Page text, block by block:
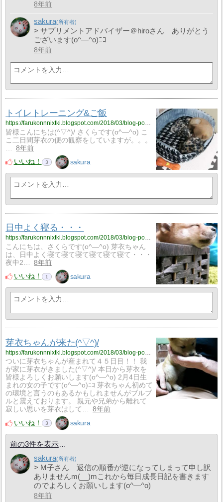
8年前
sakura
> サプリメントアドバイザー＠hiroさん ありがとう
ございます(o^―^o)ﾆｺ
8年前
トイレトレーニング&ご飯
https://farukonnnixtki.blogspot.com/2018/03/blog-post_18.html
皆様こんにちは(^▽^)/ さくらです(o^―^o) こ
こ二日間芽衣の便の観察をしていますが。。。
8年前
いいね！
3 sakura
日中よく寝る・・・
https://farukonnnixtki.blogspot.com/2018/03/blog-post_17.html
こんにちは、さくらです(o^―^o) 芽衣ちゃん
は、日中よく寝て寝て寝て寝て寝て寝て・・・
夜中2…
8年前
いいね！
1 sakura
芽衣ちゃんが来た(^▽^)/
ついに芽衣ちゃんが産まれて４５日目！！ 我
が家に芽衣がきました(^▽^)/ 本日から芽衣を
皆様よろしくお願いします(o^―^o) 2月4日生
まれの女の子です(o^―^o)ﾆｺ 芽衣ちゃん初めて
の環境と言うのもあるかもしれませんがブルブ
ルと震えております。 親元や兄弟から離れて
寂しい思いを芽衣はして…
8年前
いいね！
3 sakura
前の3件を表示
sakura
> M子さん 返信の順番が逆になってしまって申し訳
ありませんm(__)mこれから毎日成長日記を書きます
のでよろしくお願いします(o^―^o)
8年前